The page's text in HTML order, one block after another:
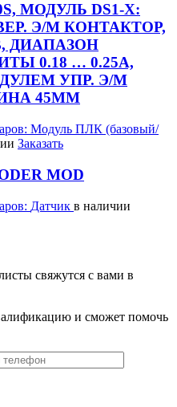
МОДУЛЬ DS1-X:
Э/М КОНТАКТОР,
ДИАПАЗОН
0.18 … 0.25А,
УПР. Э/М
45ММ
Модуль ПЛК (базовый/
Заказать
MOD
Датчик в наличии
свяжутся с вами в
и сможет помочь